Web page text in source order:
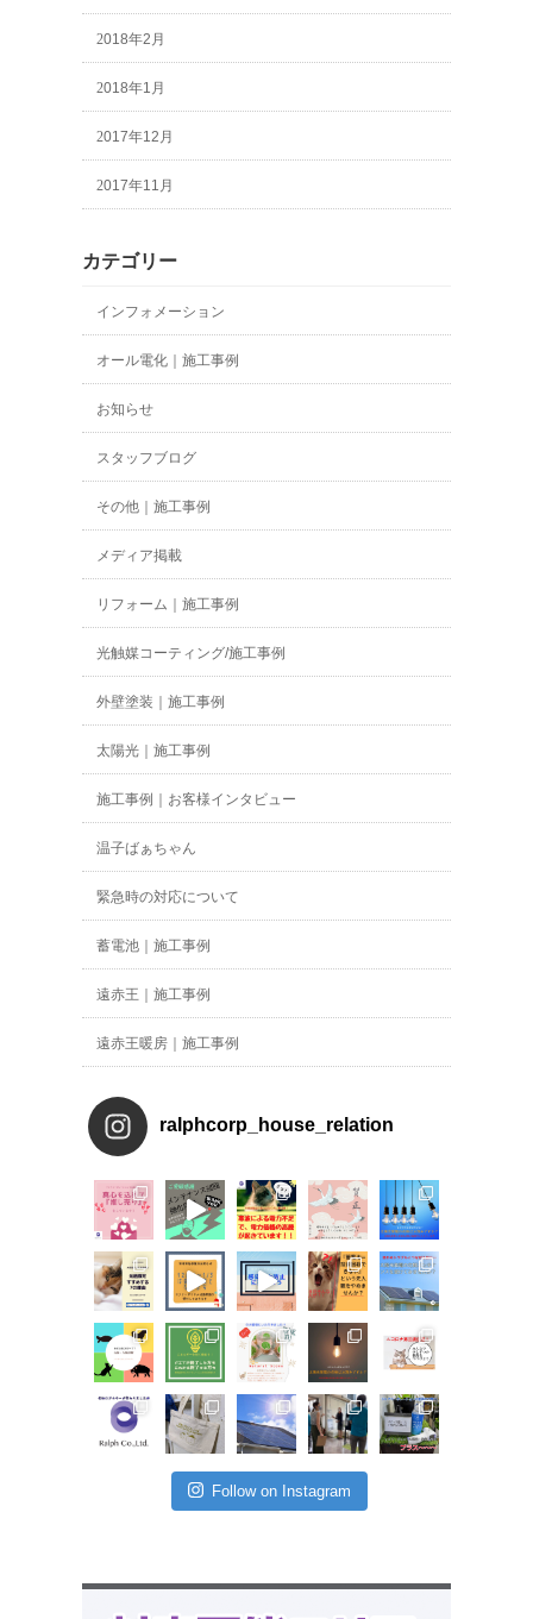
2018年2月
2018年1月
2017年12月
2017年11月
カテゴリー
インフォメーション
オール電化｜施工事例
お知らせ
スタッフブログ
その他｜施工事例
メディア掲載
リフォーム｜施工事例
光触媒コーティング/施工事例
外壁塗装｜施工事例
太陽光｜施工事例
施工事例｜お客様インタビュー
温子ばぁちゃん
緊急時の対応について
蓄電池｜施工事例
遠赤王｜施工事例
遠赤王暖房｜施工事例
ralphcorp_house_relation
Follow on Instagram